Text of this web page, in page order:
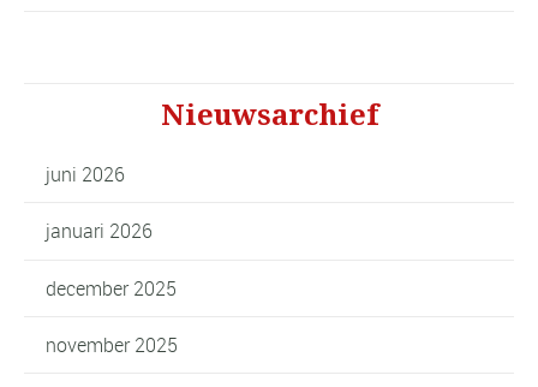
Nieuwsarchief
juni 2026
januari 2026
december 2025
november 2025